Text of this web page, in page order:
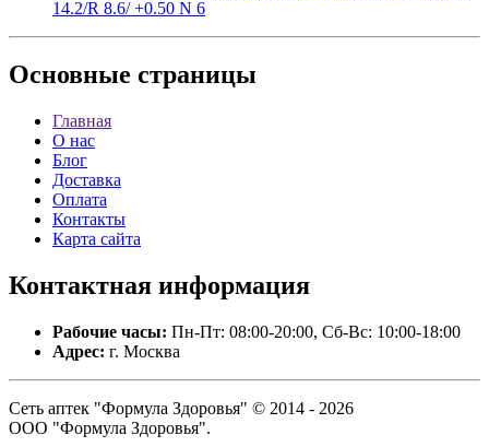
14.2/R 8.6/ +0.50 N 6
Основные страницы
Главная
О нас
Блог
Доставка
Оплата
Контакты
Карта сайта
Контактная информация
Рабочие часы: Пн-Пт: 08:00-20:00, Сб-Вс: 10:00-18:00
Адрес: г. Москва
Сеть аптек "Формула Здоровья" © 2014 - 2026
ООО "Формула Здоровья".